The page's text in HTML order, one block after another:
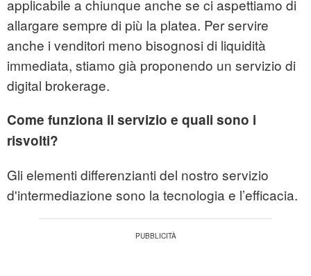
applicabile a chiunque anche se ci aspettiamo di
allargare sempre di più la platea. Per servire
anche i venditori meno bisognosi di liquidità
immediata, stiamo già proponendo un servizio di
digital brokerage.
Come funziona il servizio e quali sono i
risvolti?
Gli elementi differenzianti del nostro servizio
d'intermediazione sono la tecnologia e l’efficacia.